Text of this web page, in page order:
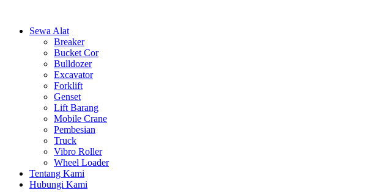
Sewa Alat
Breaker
Bucket Cor
Bulldozer
Excavator
Forklift
Genset
Lift Barang
Mobile Crane
Pembesian
Truck
Vibro Roller
Wheel Loader
Tentang Kami
Hubungi Kami